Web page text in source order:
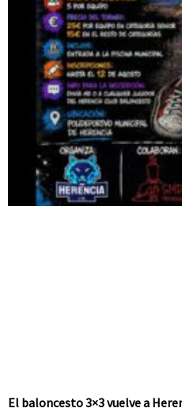
El baloncesto 3×3 vuelve a